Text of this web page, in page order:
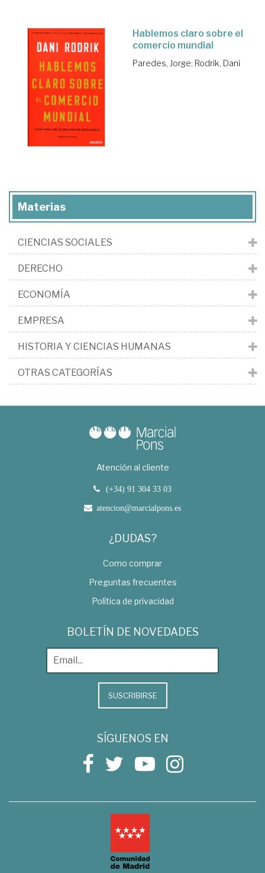
Hablemos claro sobre el
comercio mundial
Paredes, Jorge; Rodrik, Dani
Materias
CIENCIAS SOCIALES
DERECHO
ECONOMÍA
EMPRESA
HISTORIA Y CIENCIAS HUMANAS
OTRAS CATEGORÍAS
Atención al cliente
(+34) 91 304 33 03
atencion@marcialpons.es
¿DUDAS?
Como comprar
Preguntas frecuentes
Política de privacidad
BOLETÍN DE NOVEDADES
SUSCRIBIRSE
SÍGUENOS EN